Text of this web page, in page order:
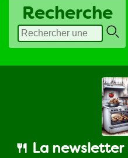
Recherche
🍴 La newsletter